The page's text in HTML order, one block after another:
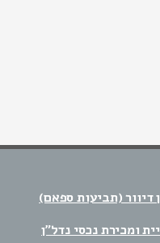
דיוור (תביעות ספאם)
ומכירת נכסי נדל"ן